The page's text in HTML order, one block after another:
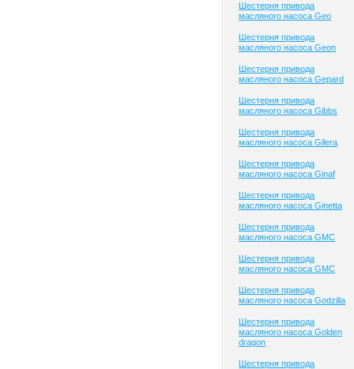
Шестерня привода
масляного насоса Geo
Шестерня привода
масляного насоса Geon
Шестерня привода
масляного насоса Gepard
Шестерня привода
масляного насоса Gibbs
Шестерня привода
масляного насоса Gilera
Шестерня привода
масляного насоса Ginaf
Шестерня привода
масляного насоса Ginetta
Шестерня привода
масляного насоса GMC
Шестерня привода
масляного насоса GMC
Шестерня привода
масляного насоса Godzilla
Шестерня привода
масляного насоса Golden
dragon
Шестерня привода